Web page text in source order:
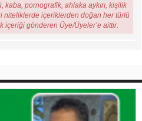
kaba, pornografik, ahlaka aykırı, kişilik
niteliklerde içeriklerden doğan her türlü
içeriği gönderen Üye/Üyeler’e aittir.